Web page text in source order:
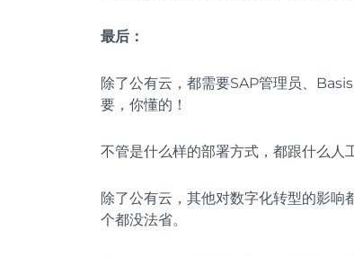
最后：
除了公有云，都需要SAP管理员、
要，你懂的！
不管是什么样的部署方式，都跟什么人
除了公有云，其他对数字化转型的影响
个都没法省。